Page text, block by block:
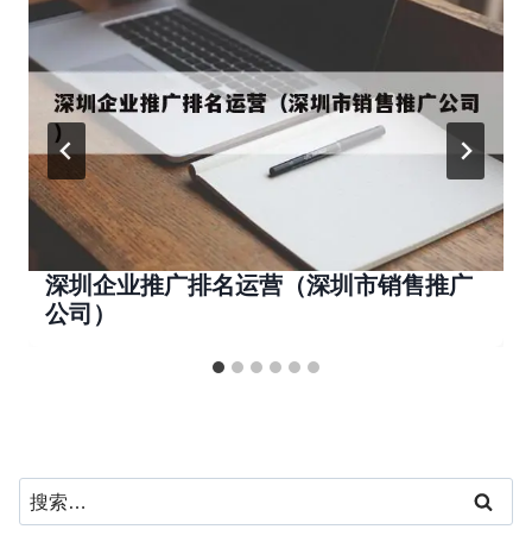
深圳企业推广排名运营（深圳市销售推广
公司）
搜
索：